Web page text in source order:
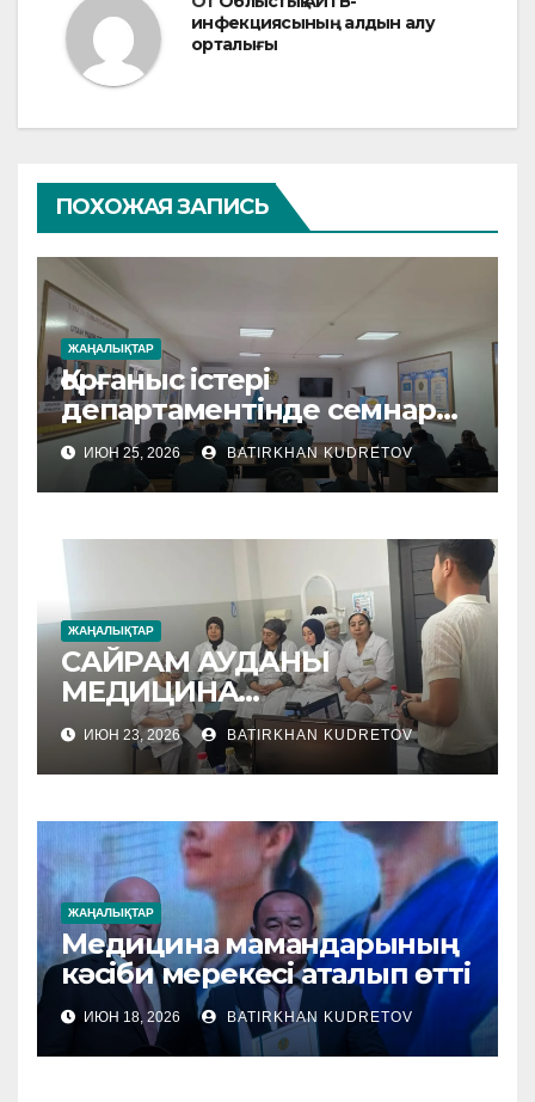
инфекциясының алдын алу
орталығы
ПОХОЖАЯ ЗАПИСЬ
ЖАҢАЛЫҚТАР
Қорғаныс істері
департаментінде семнар
өтті
ИЮН 25, 2026 BATIRKHAN KUDRETOV
ЖАҢАЛЫҚТАР
САЙРАМ АУДАНЫ
МЕДИЦИНА
МЕКЕМЕЛЕРІНЕ
ӘДІСТЕМЕЛІК КӨМЕК
КӨРСЕТІЛУДЕ
ИЮН 23, 2026 BATIRKHAN KUDRETOV
ЖАҢАЛЫҚТАР
Медицина мамандарының
кәсіби мерекесі аталып өтті
ИЮН 18, 2026 BATIRKHAN KUDRETOV